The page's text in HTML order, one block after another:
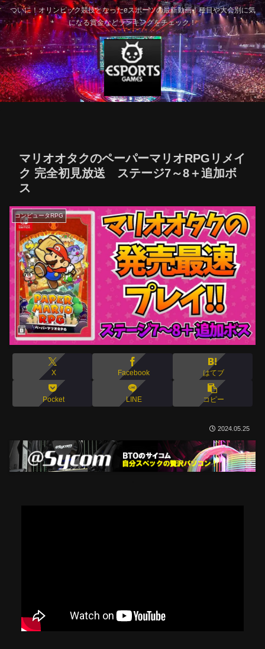
ついに！オリンピック競技となったeスポーツの最新動画！種目や大会別に気
になる賞金などランキングをチェック！
マリオオタクのペーパーマリオRPGリメイ
ク 完全初見放送 ステージ7～8＋追加ボ
ス
コンピュータRPG
X Facebook はてブ
Pocket LINE コピー
2024.05.25